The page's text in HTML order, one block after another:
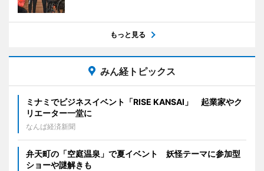
もっと見る
みん経トピックス
ミナミでビジネスイベント「RISE KANSAI」 起業家やク
リエーター一堂に
なんば経済新聞
弁天町の「空庭温泉」で夏イベント 妖怪テーマに参加型
ショーや謎解きも